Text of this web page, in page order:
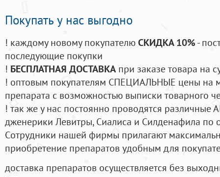
Покупать у нас выгодно
! каждому новому покупателюСКИДКА 10%-
последующие покупки
! БЕСПЛАТНАЯ ДОСТАВКА при заказе товара на
! оптовым покупателям СПЕЦИАЛЬНЫЕ цены на
препарата с возможностью выписки товарного
! так же у нас постоянно проводятся
дженерики Левитры, Сиалиса и Силденафила по
Cотрудники нашей фирмы прилагают
приобретение препаратов удобным для
доставка препаратов осуществляется без